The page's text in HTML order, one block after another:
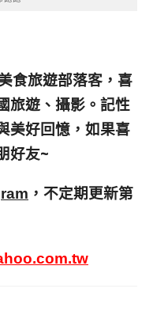
食旅遊部落客， 喜
旅遊、攝影。 記性
美好回憶， 如果喜
好友~
，不定期更新第